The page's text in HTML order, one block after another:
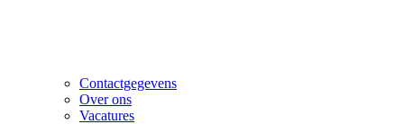
Contactgegevens
Over ons
Vacatures